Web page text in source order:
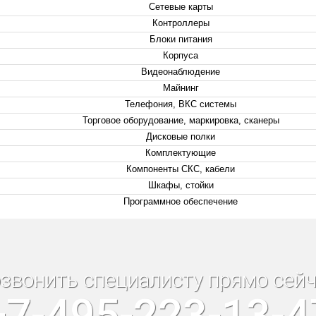
Сетевые карты
Контроллеры
Блоки питания
Корпуса
Видеонаблюдение
Майнинг
Телефония, ВКС системы
Торговое оборудование, маркировка, сканеры
Дисковые полки
Комплектующие
Компоненты СКС, кабели
Шкафы, стойки
Программное обеспечение
специалисту прямо